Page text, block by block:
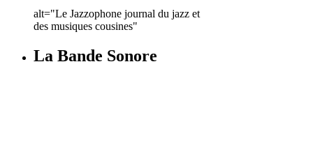
alt="Le Jazzophone journal du jazz et
des musiques cousines"
La Bande Sonore